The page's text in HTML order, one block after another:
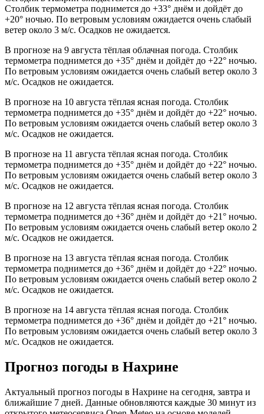
Столбик термометра поднимется до +33° днём и дойдёт до
+20° ночью. По ветровым условиям ожидается очень слабый
ветер около 3 м/с. Осадков не ожидается.
В прогнозе на 9 августа тёплая облачная погода. Столбик
термометра поднимется до +35° днём и дойдёт до +22° ночью.
По ветровым условиям ожидается очень слабый ветер около 3
м/с. Осадков не ожидается.
В прогнозе на 10 августа тёплая ясная погода. Столбик
термометра поднимется до +35° днём и дойдёт до +22° ночью.
По ветровым условиям ожидается очень слабый ветер около 3
м/с. Осадков не ожидается.
В прогнозе на 11 августа тёплая ясная погода. Столбик
термометра поднимется до +35° днём и дойдёт до +22° ночью.
По ветровым условиям ожидается очень слабый ветер около 3
м/с. Осадков не ожидается.
В прогнозе на 12 августа тёплая ясная погода. Столбик
термометра поднимется до +36° днём и дойдёт до +21° ночью.
По ветровым условиям ожидается очень слабый ветер около 2
м/с. Осадков не ожидается.
В прогнозе на 13 августа тёплая ясная погода. Столбик
термометра поднимется до +36° днём и дойдёт до +22° ночью.
По ветровым условиям ожидается очень слабый ветер около 2
м/с. Осадков не ожидается.
В прогнозе на 14 августа тёплая ясная погода. Столбик
термометра поднимется до +36° днём и дойдёт до +21° ночью.
По ветровым условиям ожидается очень слабый ветер около 3
м/с. Осадков не ожидается.
Прогноз погоды в Нахрине
Актуальный прогноз погоды в Нахрине на сегодня, завтра и
ближайшие 7 дней. Данные обновляются каждые 30 минут из